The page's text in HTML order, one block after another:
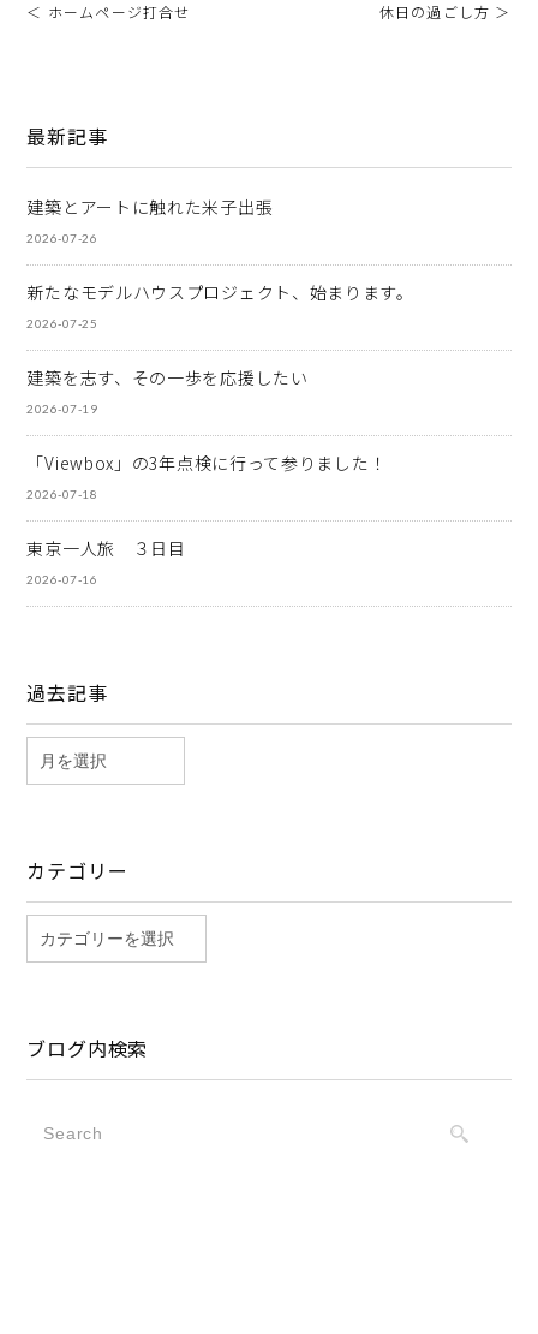
＜ ホームページ打合せ 休日の過ごし方 ＞
最新記事
建築とアートに触れた米子出張
2026-07-26
新たなモデルハウスプロジェクト、始まります。
2026-07-25
建築を志す、その一歩を応援したい
2026-07-19
「Viewbox」の3年点検に行って参りました！
2026-07-18
東京一人旅 ３日目
2026-07-16
過去記事
カテゴリー
ブログ内検索